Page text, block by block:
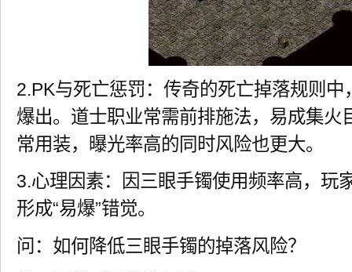
2.PK与死亡惩罚：传奇的死亡掉落规则
爆出。道士职业常需前排施法，易成集火
常用装，曝光率高的同时风险也更大。
3.心理因素：因三眼手镯使用频率高，玩
形成“易爆”错觉。
问：如何降低三眼手镯的掉落风险？